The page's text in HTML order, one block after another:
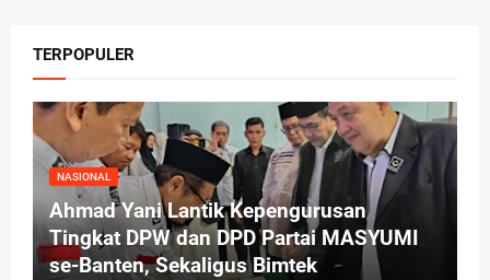
TERPOPULER
NASIONAL
Ahmad Yani Lantik Kepengurusan
Tingkat DPW dan DPD Partai MASYUMI
se-Banten, Sekaligus Bimtek